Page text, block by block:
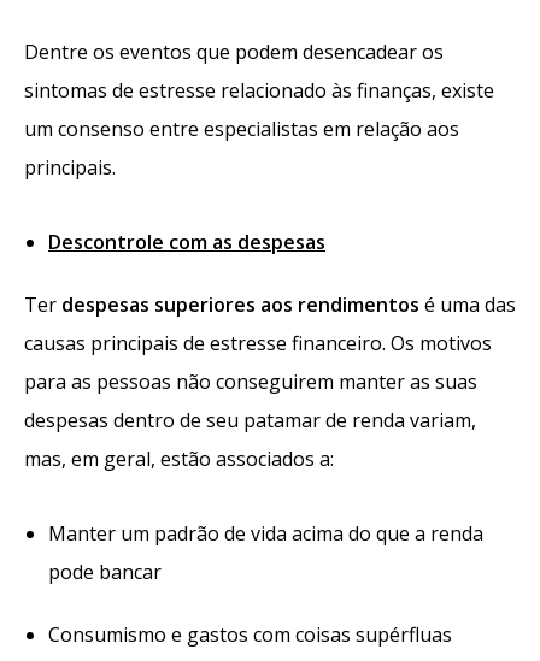
Dentre os eventos que podem desencadear os
sintomas de estresse relacionado às finanças, existe
um consenso entre especialistas em relação aos
principais.
Descontrole com as despesas
Ter despesas superiores aos rendimentos é uma das
causas principais de estresse financeiro. Os motivos
para as pessoas não conseguirem manter as suas
despesas dentro de seu patamar de renda variam,
mas, em geral, estão associados a:
Manter um padrão de vida acima do que a renda
pode bancar
Consumismo e gastos com coisas supérfluas